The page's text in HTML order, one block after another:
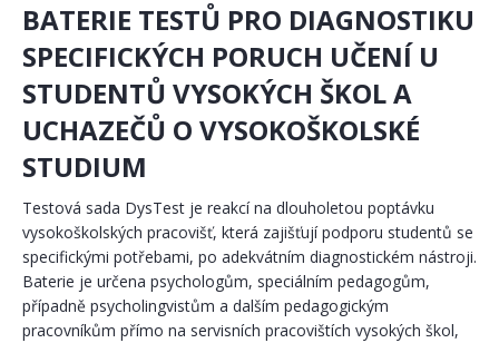
BATERIE TESTŮ PRO DIAGNOSTIKU
SPECIFICKÝCH PORUCH UČENÍ U
STUDENTŮ VYSOKÝCH ŠKOL A
UCHAZEČŮ O VYSOKOŠKOLSKÉ
STUDIUM
Testová sada DysTest je reakcí na dlouholetou poptávku
vysokoškolských pracovišť, která zajišťují podporu studentů se
specifickými potřebami, po adekvátním diagnostickém nástroji.
Baterie je určena psychologům, speciálním pedagogům,
případně psycholingvistům a dalším pedagogickým
pracovníkům přímo na servisních pracovištích vysokých škol,